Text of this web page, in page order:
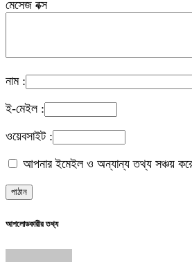
মেসেজ বক্স
নাম :
ই-মেইল :
ওয়েবসাইট :
আপনার ইমেইল ও অন্যান্য তথ্য সঞ্চয়
আপলোডকারীর তথ্য